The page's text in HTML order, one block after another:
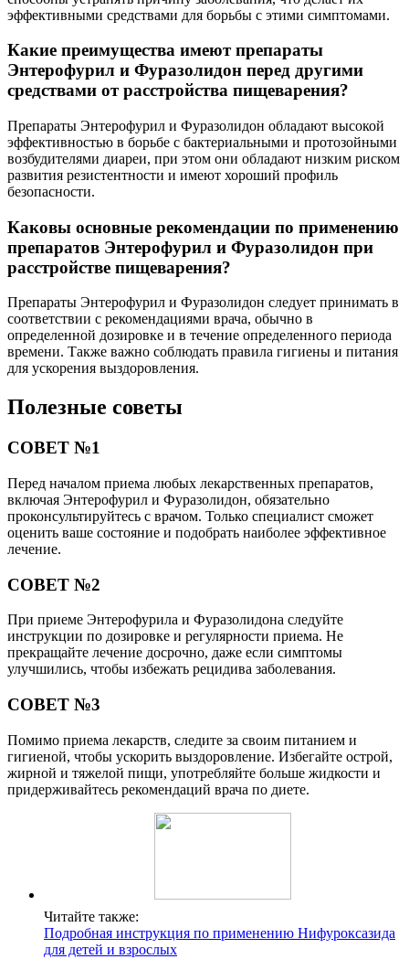
эффективными средствами для борьбы с этими симптомами.
Какие преимущества имеют препараты
Энтерофурил и Фуразолидон перед другими
средствами от расстройства пищеварения?
Препараты Энтерофурил и Фуразолидон обладают высокой
эффективностью в борьбе с бактериальными и протозойными
возбудителями диареи, при этом они обладают низким риском
развития резистентности и имеют хороший профиль
безопасности.
Каковы основные рекомендации по применению
препаратов Энтерофурил и Фуразолидон при
расстройстве пищеварения?
Препараты Энтерофурил и Фуразолидон следует принимать в
соответствии с рекомендациями врача, обычно в
определенной дозировке и в течение определенного периода
времени. Также важно соблюдать правила гигиены и питания
для ускорения выздоровления.
Полезные советы
СОВЕТ №1
Перед началом приема любых лекарственных препаратов,
включая Энтерофурил и Фуразолидон, обязательно
проконсультируйтесь с врачом. Только специалист сможет
оценить ваше состояние и подобрать наиболее эффективное
лечение.
СОВЕТ №2
При приеме Энтерофурила и Фуразолидона следуйте
инструкции по дозировке и регулярности приема. Не
прекращайте лечение досрочно, даже если симптомы
улучшились, чтобы избежать рецидива заболевания.
СОВЕТ №3
Помимо приема лекарств, следите за своим питанием и
гигиеной, чтобы ускорить выздоровление. Избегайте острой,
жирной и тяжелой пищи, употребляйте больше жидкости и
придерживайтесь рекомендаций врача по диете.
Читайте также:
Подробная инструкция по применению Нифуроксазида
для детей и взрослых